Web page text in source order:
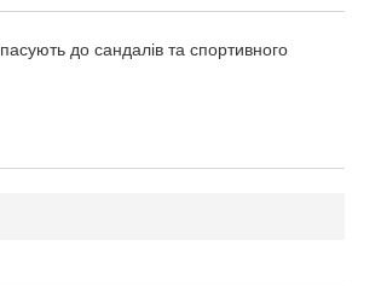
до сандалів та спортивного